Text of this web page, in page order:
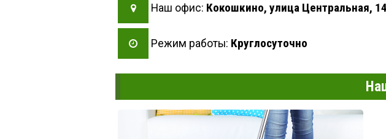
Наш офис: Кокошкино, улица Центральная, 14
Режим работы: Круглосуточно